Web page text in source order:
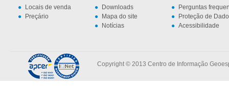
Locais de venda
Preçário
Downloads
Mapa do site
Notícias
Perguntas
Proteção de
Acessibilidade
Copyright © 2013 Centro de Informação